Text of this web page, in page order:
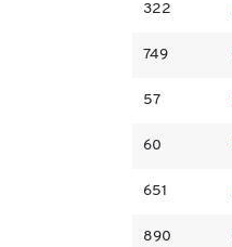
322
749
57
60
651
890